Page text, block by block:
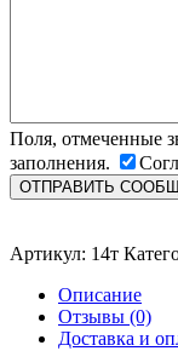
Поля, отмеченные
заполнения.
Артикул: 14т
Описание
Отзывы (0)
Доставка и